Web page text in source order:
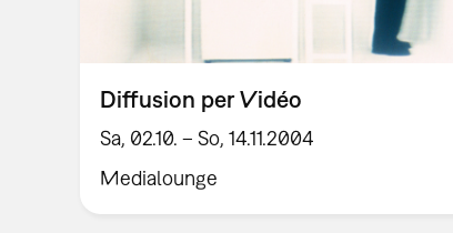
Diffusion per Vidéo
Sa, 02.10. – So, 14.11.2004
Medialounge